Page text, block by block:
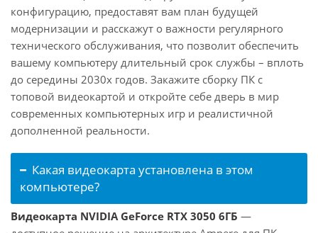
конфигурацию, предоставят вам план будущей
модернизации и расскажут о важности регулярного
технического обслуживания, что позволит обеспечить
вашему компьютеру длительный срок службы – вплоть
до середины 2030х годов. Закажите сборку ПК с
топовой видеокартой и откройте себе дверь в мир
современных компьютерных игр и реалистичной
дополненной реальности.
Какая видеокарта установлена в этом
компьютере?
Видеокарта NVIDIA GeForce RTX 3050 6ГБ —